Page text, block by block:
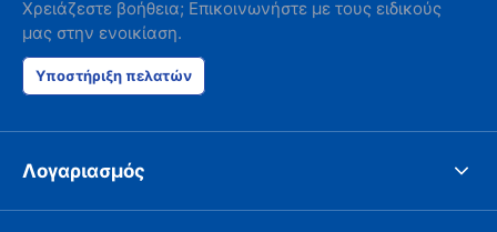
Χρειάζεστε βοήθεια; Επικοινωνήστε με τους ειδικούς
μας στην ενοικίαση.
Υποστήριξη πελατών
Λογαριασμός